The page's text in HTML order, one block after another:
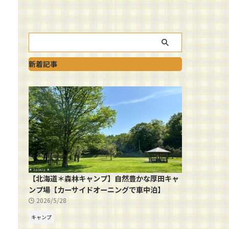
新着記事
【北海道＊森林キャンプ】自然豊かな厚田キャ
ンプ場【カーサイドオーニングで車中泊】
2026/5/28
キャンプ